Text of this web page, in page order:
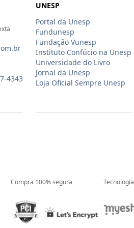
4343
UNESP
Portal da Unesp
Fundunesp
Fundação Vunesp
Instituto Confúcio na Unesp
Universidade do Livro
Jornal da Unesp
Loja Oficial Sempre Unesp
Compra 100% segura Tecnologia